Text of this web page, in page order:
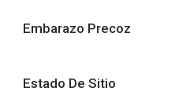
Embarazo Precoz
Estado De Sitio